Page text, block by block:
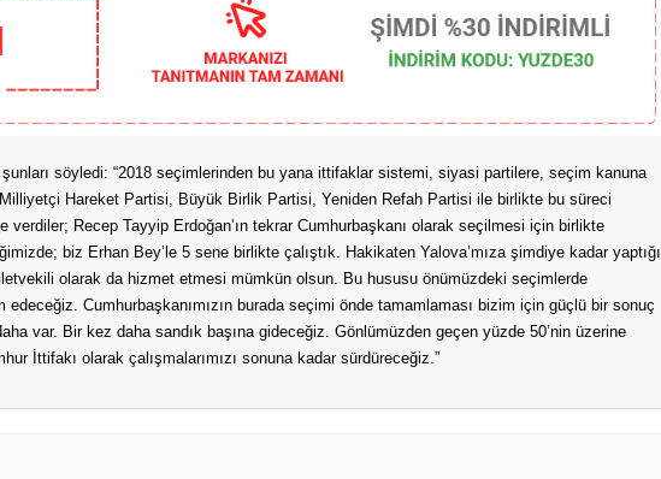
söyledi: “2018 seçimlerinden bu yana ittifaklar sistemi, siyasi partilere, seçim kanuna
Hareket Partisi, Büyük Birlik Partisi, Yeniden Refah Partisi ile birlikte bu süreci
Recep Tayyip Erdoğan’ın tekrar Cumhurbaşkanı olarak seçilmesi için birlikte
biz Erhan Bey’le 5 sene birlikte çalıştık. Hakikaten Yalova’mıza şimdiye kadar yaptığı
olarak da hizmet etmesi mümkün olsun. Bu hususu önümüzdeki seçimlerde
Cumhurbaşkanımızın burada seçimi önde tamamlaması bizim için güçlü bir sonuç
var. Bir kez daha sandık başına gideceğiz. Gönlümüzden geçen yüzde 50’nin üzerine
İttifakı olarak çalışmalarımızı sonuna kadar sürdüreceğiz.”